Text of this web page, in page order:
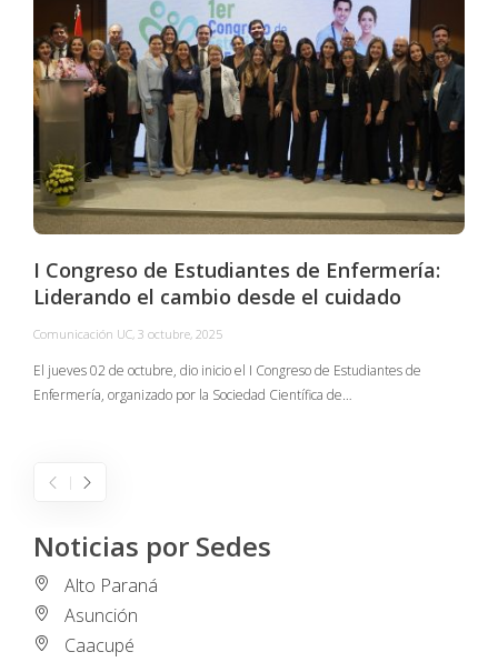
I Congreso de Estudiantes de Enfermería:
Liderando el cambio desde el cuidado
Comunicación UC, 3 octubre, 2025
El jueves 02 de octubre, dio inicio el I Congreso de Estudiantes de
Enfermería, organizado por la Sociedad Científica de…
Noticias por Sedes
Alto Paraná
Asunción
Caacupé